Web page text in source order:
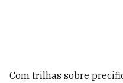
Com trilhas sobre